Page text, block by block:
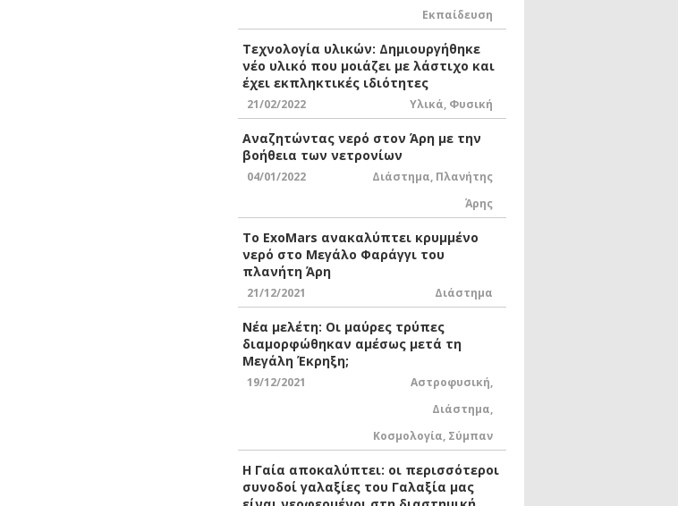
Εκπαίδευση
Τεχνολογία υλικών: Δημιουργήθηκε
νέο υλικό που μοιάζει με λάστιχο και
έχει εκπληκτικές ιδιότητες
21/02/2022 Υλικά, Φυσική
Αναζητώντας νερό στον Άρη με την
βοήθεια των νετρονίων
04/01/2022 Διάστημα, Πλανήτης
Άρης
Το ExoMars ανακαλύπτει κρυμμένο
νερό στο Μεγάλο Φαράγγι του
πλανήτη Άρη
21/12/2021 Διάστημα
Νέα μελέτη: Οι μαύρες τρύπες
διαμορφώθηκαν αμέσως μετά τη
Μεγάλη Έκρηξη;
19/12/2021 Αστροφυσική,
Διάστημα,
Κοσμολογία, Σύμπαν
Η Γαία αποκαλύπτει: οι περισσότεροι
συνοδοί γαλαξίες του Γαλαξία μας